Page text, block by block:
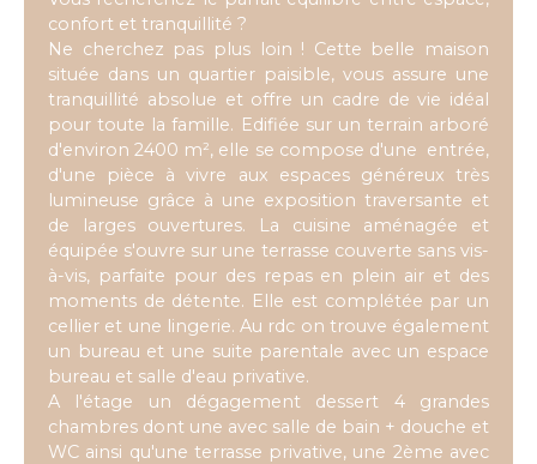
confort et tranquillité ?
Ne cherchez pas plus loin ! Cette belle maison
située dans un quartier paisible, vous assure une
tranquillité absolue et offre un cadre de vie idéal
pour toute la famille. Edifiée sur un terrain arboré
d'environ 2400 m², elle se compose d'une entrée,
d'une pièce à vivre aux espaces généreux très
lumineuse grâce à une exposition traversante et
de larges ouvertures. La cuisine aménagée et
équipée s'ouvre sur une terrasse couverte sans vis-
à-vis, parfaite pour des repas en plein air et des
moments de détente. Elle est complétée par un
cellier et une lingerie. Au rdc on trouve également
un bureau et une suite parentale avec un espace
bureau et salle d'eau privative.
A l'étage un dégagement dessert 4 grandes
chambres dont une avec salle de bain + douche et
WC ainsi qu'une terrasse privative, une 2ème avec